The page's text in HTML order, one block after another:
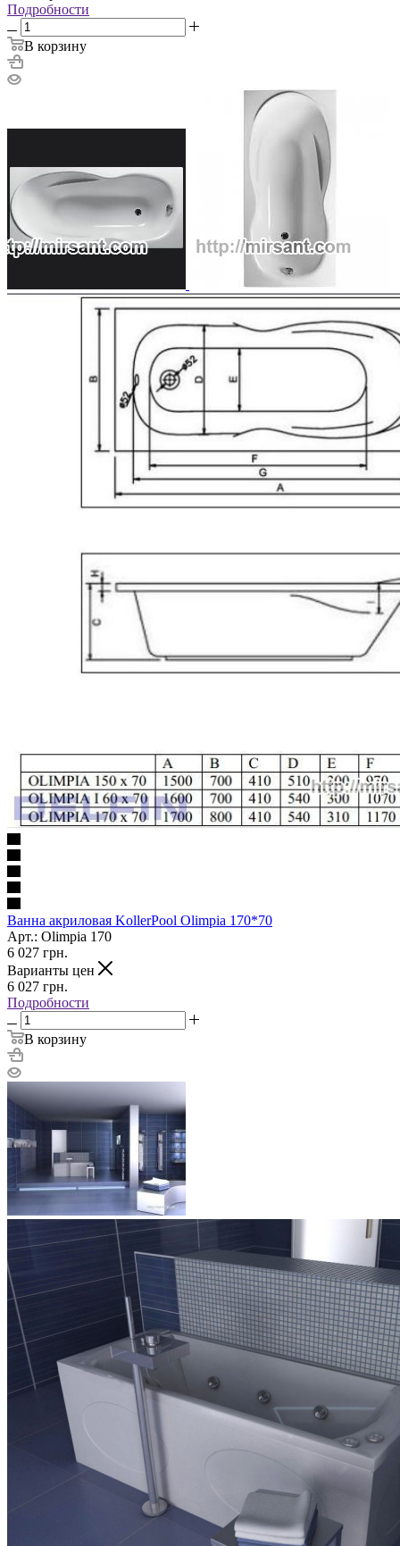
Подробности
В корзину
Ванна акриловая KollerPool Olimpia 170*70
Арт.: Olimpia 170
6 027 грн.
Варианты цен
6 027 грн.
Подробности
В корзину